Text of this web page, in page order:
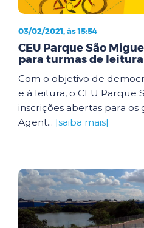
03/02/2021, às 15:54
CEU Parque São
para turmas de leitura
Com o objetivo de
e à leitura, o CEU Parque
inscrições abertas para
Agent... [saiba mais]